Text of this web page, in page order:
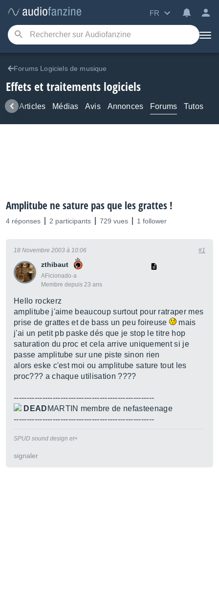
FR
Forums Logiciels de musique
Effets et traitements logiciels
Articles Médias Avis Annonces Forums Tutos
Amplitube ne sature pas que les grattes !
4 réponses 2 participants 729 vues 1 follower
zthibaut
AFicionado·a
Membre depuis 23 ans
18 Novembre 2003 à 10:06 #1
Hello rockerz
amplitube j'aime beaucoup surtout pour ratraper mes
prise de grattes et de bass un peu foireuse
mais
j'ai un petit pb paske dés que je stop le titre hop
saturation du proc et cela arrive uniquement si je
passe amplitube sur une piste sinon rien
alors eske c'est moi ou amplitube sature tout les
proc??? a chaque utilisation ????
------------------------------------------------------
DEAD MARTIN membre de nefasteenage
------------------------------------------------------
SPUD sound design et+
signaler